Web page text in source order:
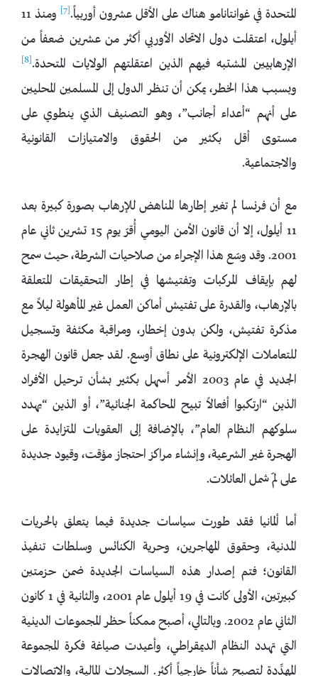
المتحدة في غوانتانامو هناك على الأقل عشرون أوربياً.[7]
ومنذ 11
أيلول، اعتقلت دول الاتحاد الأوربي أكثر من عشرين ضعفاً من
الإرهابيين المشتبه فيهم الذين اعتقلتهم الولايات المتحدة.[8]
وبسبب هذا الخطر، يمكن أن تنظر الدول إلى المسلمين المحليين
على أنهم “أعداء أجانب”، وهو التصنيف الذي ينطوي على
مستوى أقل بكثير من الحقوق والامتيازات القانونية
والاجتماعية.
مع أن فرنسا لم تغير إطارها المناهض للإرهاب بصورة كبيرة بعد
11 أيلول، إلا أن قانون الأمن اليومي أُقرّ يوم 15 تشرين ثاني عام
2001. وقد وسّع هذا الإجراء من صلاحيات الشرطة، حيث سمح
لهم بإيقاف المركبات وتفتيشها في إطار التحقيقات المتعلقة
بالإرهاب، والقدرة على تفتيش أماكن العمل غير المأهولة ليلاً مع
مذكرة تفتيش، ولكن بدون إخطار، ومراقبة مكثفة وتسجيل
للتعاملات الإلكترونية على نطاق أوسع. لقد جعل قانون الهجرة
الجديد في عام 2003 الأمر أسهل بكثير بشأن ترحيل الأفراد
الذين “ارتكبوا أفعالاً تبيح المحاكمة الجنائية”، أو الذين “يهدد
سلوكهم النظام العام”، بالإضافة إلى العقوبات المتزايدة على
الهجرة غير الشرعية، وإنشاء مراكز احتجاز مؤقت، وقيود جديدة
على لمّ شمل العائلات.
أما ألمانيا فقد طورت سياسات جديدة فيما يتعلق بالحريات
المدنية، وحقوق المهاجرين، وحرية الكنائس وسلطات تنفيذ
القانون؛ فتم إصدار هذه السياسات الجديدة ضمن حزمتين
كبيرتين، الأولى كانت في 19 أيلول عام 2001، والثانية في 1 كانون
الثاني عام 2002. وبالتالي، أصبح ممكناً حظر المجموعات الدينية
التي تهدد النظام الديمقراطي، وأعيدت صياغة فكرة المجموعة
المهدِّدة لتصبح شأناً خارجياً أكثر. السجلات المالية، والاتصالات